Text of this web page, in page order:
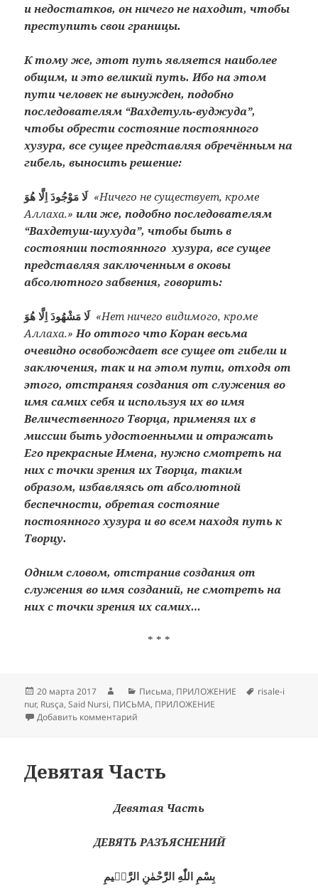
и недостатков, он ничего не находит, чтобы
преступить свои границы.
К тому же, этот путь является наиболее
общим, и это великий путь. Ибо на этом
пути человек не вынужден, подобно
последователям “Вахдетуль-вуджуда”,
чтобы обрести состояние постоянного
хузура, все сущее представляя обречённым на
гибель, выносить решение:
لَا مَوْجُودَ اِلَّا هُوَ‌ «Ничего не существует, кроме
Аллаха.» или же, подобно последователям
“Вахдетуш-шухуда”, чтобы быть в
состоянии постоянного хузура, все сущее
представляя заключенным в оковы
абсолютного забвения, говорить:
لَا مَشْهُودَ اِلَّا هُوَ «Нет ничего видимого, кроме
Аллаха.» Но оттого что Коран весьма
очевидно освобождает все сущее от гибели и
заключения, так и на этом пути, отходя от
этого, отстраняя создания от служения во
имя самих себя и используя их во имя
Величественного Творца, применяя их в
миссии быть удостоенными и отражать
Его прекрасные Имена, нужно смотреть на
них с точки зрения их Творца, таким
образом, избавляясь от абсолютной
беспечности, обретая состояние
постоянного хузура и во всем находя путь к
Творцу.
Одним словом, отстранив создания от
служения во имя созданий, не смотреть на
них с точки зрения их самих…
* * *
Опубликовано
20 марта 2017 АвторРубрики
Письма, ПРИЛОЖЕНИЕ Метки
risale-i
nur, Rusça,Said Nursi, ПИСЬМА, ПРИЛОЖЕНИЕ
Добавить комментарий
Девятая Часть
Девятая Часть
ДЕВЯТЬ РАЗЪЯСНЕНИЙ
بِسْمِ اللّٰهِ الرَّحْمٰنِ الرَّحٖيمِ